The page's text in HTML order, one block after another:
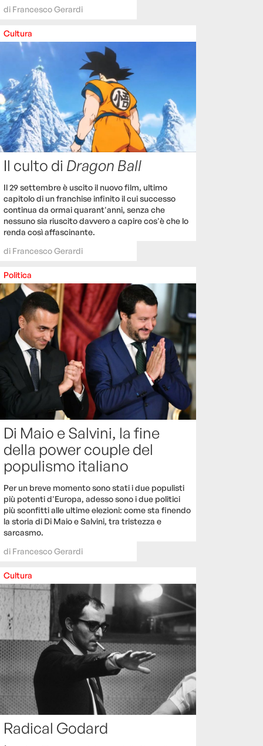
di Francesco Gerardi
Cultura
Il culto di Dragon Ball
Il 29 settembre è uscito il nuovo film, ultimo
capitolo di un franchise infinito il cui successo
continua da ormai quarant'anni, senza che
nessuno sia riuscito davvero a capire cos'è che lo
renda così affascinante.
di Francesco Gerardi
Politica
Di Maio e Salvini, la fine
della power couple del
populismo italiano
Per un breve momento sono stati i due populisti
più potenti d'Europa, adesso sono i due politici
più sconfitti alle ultime elezioni: come sta finendo
la storia di Di Maio e Salvini, tra tristezza e
sarcasmo.
di Francesco Gerardi
Cultura
Radical Godard